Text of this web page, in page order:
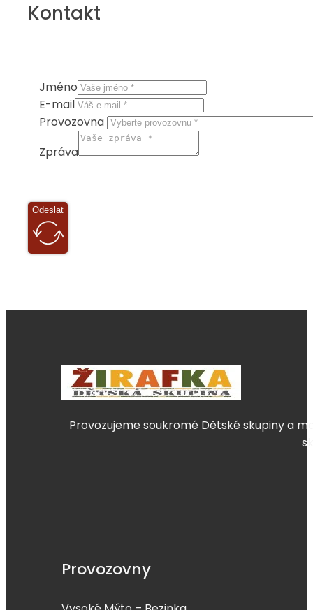
Kontakt
Jméno
E-mail
Provozovna
Zpráva
Odeslat
Provozujeme soukromé Dětské skupiny a
Provozovny